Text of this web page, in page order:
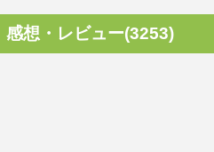
感想・レビュー(3253)